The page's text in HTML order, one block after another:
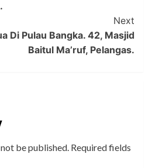
Next
Di Pulau Bangka. 42, Masjid
Baitul Ma’ruf, Pelangas.
be published. Required fields